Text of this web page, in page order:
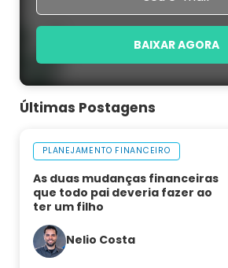
BAIXAR AGORA
Últimas Postagens
PLANEJAMENTO FINANCEIRO
As duas mudanças financeiras
que todo pai deveria fazer ao
ter um filho
Nelio Costa